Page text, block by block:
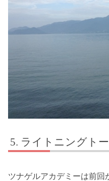
ライトニングト
ツナゲルアカデミーは前回